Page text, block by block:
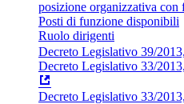
posizione organizzativa
Posti di funzione disponibili
Ruolo dirigenti
Decreto Legislativo 39/
Decreto Legislativo 33/
Decreto Legislativo 33/